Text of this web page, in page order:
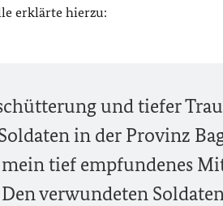
erklärte hierzu:
und tiefer
in der Provinz
tief empfundenes
verwundeten